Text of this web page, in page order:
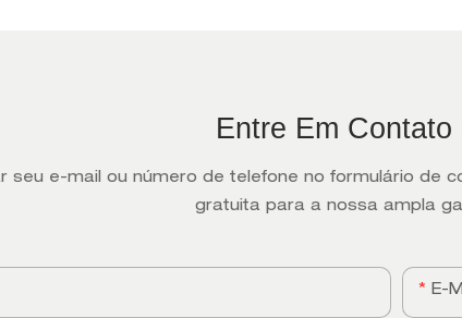
Entre Em Contato
seu e-mail ou número de telefone no formulário de
gratuita para a nossa ampla
E-